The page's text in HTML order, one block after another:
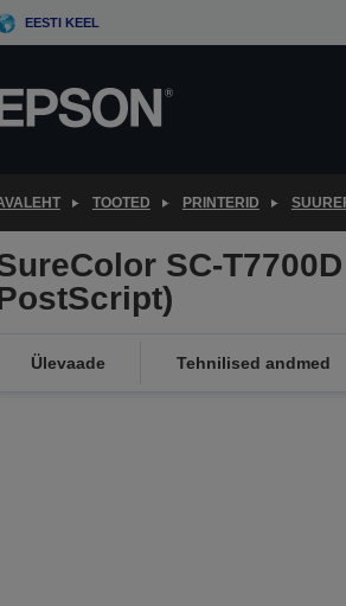
EESTI KEEL
TOOTED PRINTERID
SC-
Ülevaade Tehnilised andmed